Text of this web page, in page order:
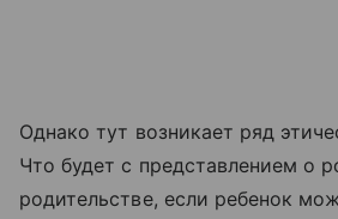
Однако тут возникает ряд
Что будет с представлением о
родительстве, если ребенок